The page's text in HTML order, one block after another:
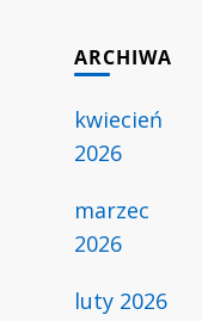
ARCHIWA
kwiecień
2026
marzec
2026
luty 2026